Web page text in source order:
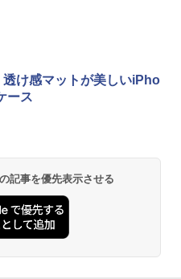
透け感マットが美しいiPho
ース
記事を優先表示させる